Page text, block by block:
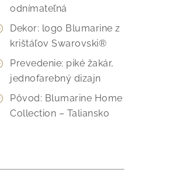
odnímateľná
Dekor: logo Blumarine z
krištáľov Swarovski®
Prevedenie: piké žakár,
jednofarebný dizajn
Pôvod: Blumarine Home
Collection – Taliansko